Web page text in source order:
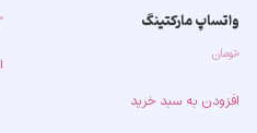
واتساپ مارکتینگ
۰تومان
افزودن به سبد خرید